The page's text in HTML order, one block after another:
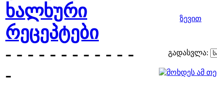
ხალხური
რეცეპტები
- - - - - - - - - - - -
-
ზევით
გადასვლა: